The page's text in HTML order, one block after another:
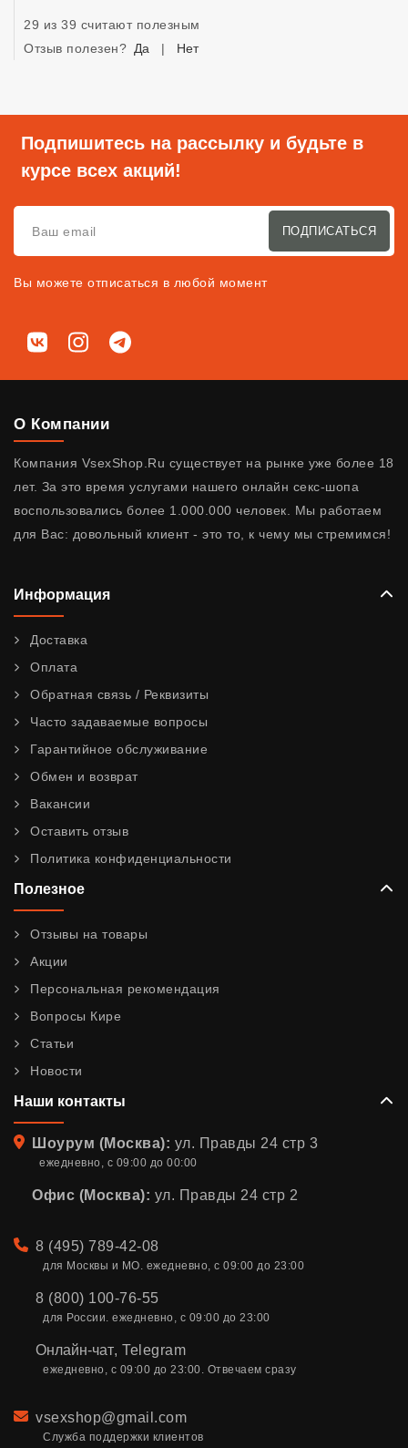
29 из 39 считают полезным
Отзыв полезен? Да | Нет
Подпишитесь на рассылку и будьте в
курсе всех акций!
ПОДПИСАТЬСЯ
Вы можете отписаться в любой момент
Мы в соц. сетях
ВКонтактеInstagramTelegram
О Компании
Компания VsexShop.Ru существует на рынке уже более 18
лет. За это время услугами нашего онлайн секс-шопа
воспользовались более 1.000.000 человек. Мы работаем
для Вас: довольный клиент - это то, к чему мы стремимся!
Информация
Доставка
Оплата
Обратная связь / Реквизиты
Часто задаваемые вопросы
Гарантийное обслуживание
Обмен и возврат
Вакансии
Оставить отзыв
Политика конфиденциальности
Полезное
Отзывы на товары
Акции
Персональная рекомендация
Вопросы Кире
Статьи
Новости
Наши контакты
Адрес
Шоурум (Москва): ул. Правды 24 стр 3
ежедневно, с 09:00 до 00:00
Офис (Москва): ул. Правды 24 стр 2
Телефон
8 (495) 789-42-08
для Москвы и МО. ежедневно, с 09:00 до 23:00
8 (800) 100-76-55
для России. ежедневно, с 09:00 до 23:00
Онлайн-чат, Telegram
ежедневно, с 09:00 до 23:00. Отвечаем сразу
Email
vsexshop@gmail.com
Служба поддержки клиентов